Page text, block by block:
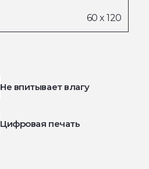
Не впитывает влагу
Цифровая печать